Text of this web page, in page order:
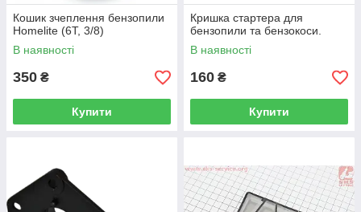
Кошик зчеплення бензопили
Homelite (6T, 3/8)
В наявності
350 ₴
Купити
Кришка стартера для
бензопили та бензокоси.
В наявності
160 ₴
Купити